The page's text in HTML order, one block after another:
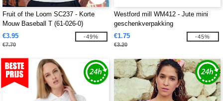
Fruit of the Loom SC237 - Korte
Mouw Baseball T (61-026-0)
€3.95
€7.70
-49%
Westford mill WM412 - Jute mini
geschenkverpakking
€1.75
€3.20
-45%